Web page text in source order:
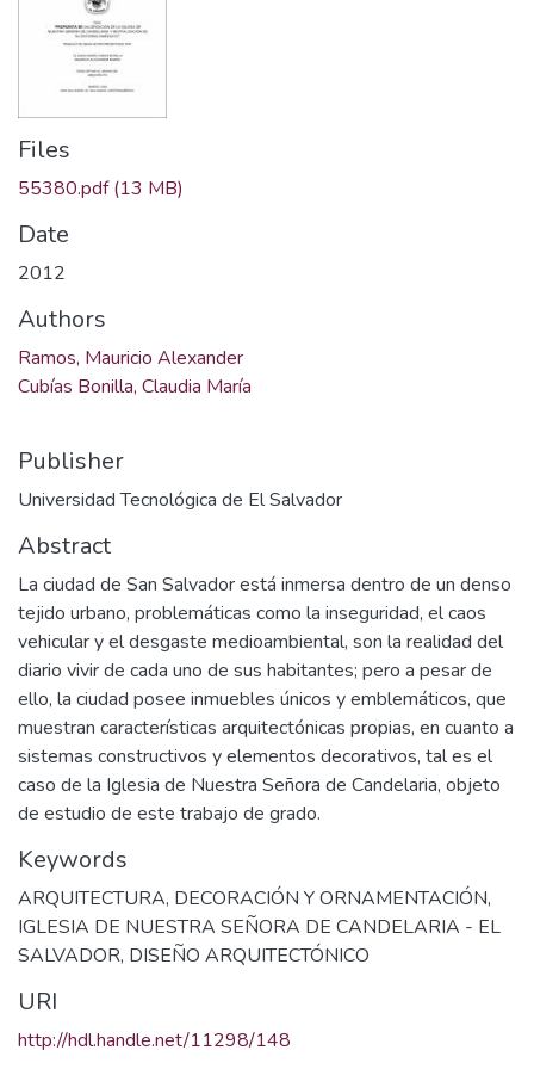
Files
55380.pdf(13 MB)
Date
2012
Authors
Ramos, Mauricio Alexander
Cubías Bonilla, Claudia María
Publisher
Universidad Tecnológica de El Salvador
Abstract
La ciudad de San Salvador está inmersa dentro de un denso
tejido urbano, problemáticas como la inseguridad, el caos
vehicular y el desgaste medioambiental, son la realidad del
diario vivir de cada uno de sus habitantes; pero a pesar de
ello, la ciudad posee inmuebles únicos y emblemáticos, que
muestran características arquitectónicas propias, en cuanto a
sistemas constructivos y elementos decorativos, tal es el
caso de la Iglesia de Nuestra Señora de Candelaria, objeto
de estudio de este trabajo de grado.
Keywords
ARQUITECTURA, DECORACIÓN Y ORNAMENTACIÓN,
IGLESIA DE NUESTRA SEÑORA DE CANDELARIA - EL
SALVADOR, DISEÑO ARQUITECTÓNICO
URI
http://hdl.handle.net/11298/148